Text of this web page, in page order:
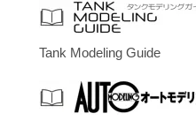
Tank Modeling Guide